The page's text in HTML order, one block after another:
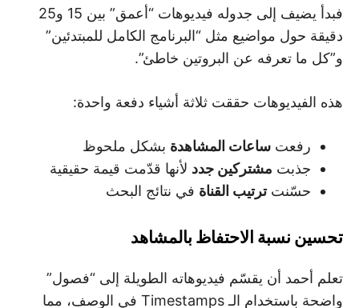
فبدأ يضيف إلى جدوله فيديوهات “أعمق” بين 15 و25
دقيقة حول مواضيع مثل “البرنامج الكامل للمبتدئين”
و”كل ما تعرفه عن البروتين خاطئ”.
هذه الفيديوهات حققت ثلاثة أشياء دفعة واحدة:
رفعت ساعات المشاهدة بشكل ملحوظ
جذبت مشتركين جدد لأنها قدّمت قيمة حقيقية
حسّنتترتيب القناة في نتائج البحث
تحسين نسبة الاحتفاظ بالمشاهد
تعلم أحمد أن يقسّم فيديوهاته الطويلة إلى “فصول”
واضحة باستخدام الـ Timestamps في الوصف، مما